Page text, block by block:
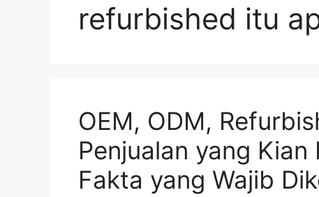
refurbished itu
OEM, ODM,
Penjualan yang
Fakta yang Wajib